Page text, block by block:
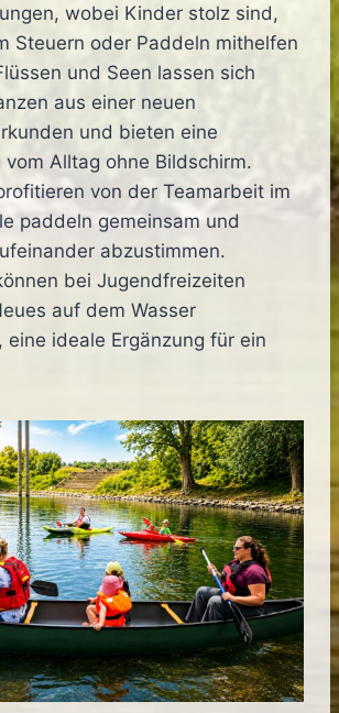
wobei Kinder stolz sind,
Steuern oder Paddeln mithelfen
und Seen lassen sich
aus einer neuen
und bieten eine
Alltag ohne Bildschirm.
von der Teamarbeit im
paddeln gemeinsam und
abzustimmen.
bei Jugendfreizeiten
auf dem Wasser
eine ideale Ergänzung für ein